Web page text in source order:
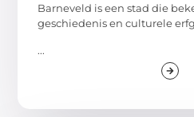
Barneveld is een stad die
geschiedenis en culturele
...